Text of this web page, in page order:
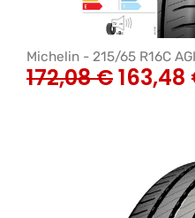
Michelin - 215/65 R16C
172,08€163,48